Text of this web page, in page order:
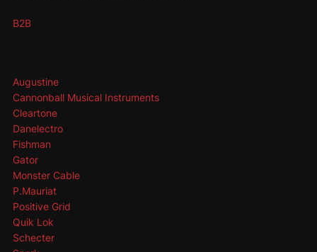
B2B
Augustine
Cannonball Musical Instruments
Cleartone
Danelectro
Fishman
Gator
Monster Cable
P.Mauriat
Positive Grid
Quik Lok
Schecter